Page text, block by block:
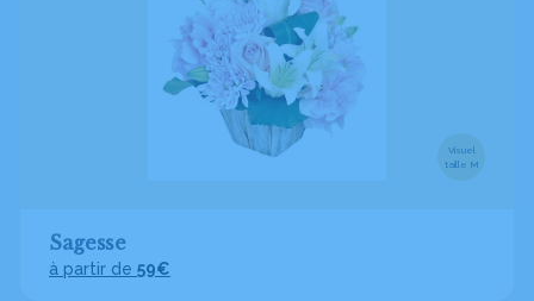
Visuel
taille M
Sagesse
à partir de 59€